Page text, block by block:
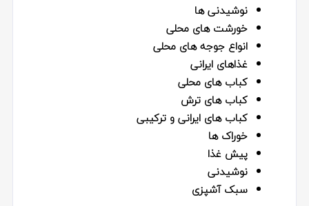
نوشیدنی ها
خورشت های محلی
انواع جوجه های محلی
غذاهای ایرانی
کباب های محلی
کباب های ترش
کباب های ایرانی و ترکیبی
خوراک ها
پیش غذا
نوشیدنی
سبک آشپزی